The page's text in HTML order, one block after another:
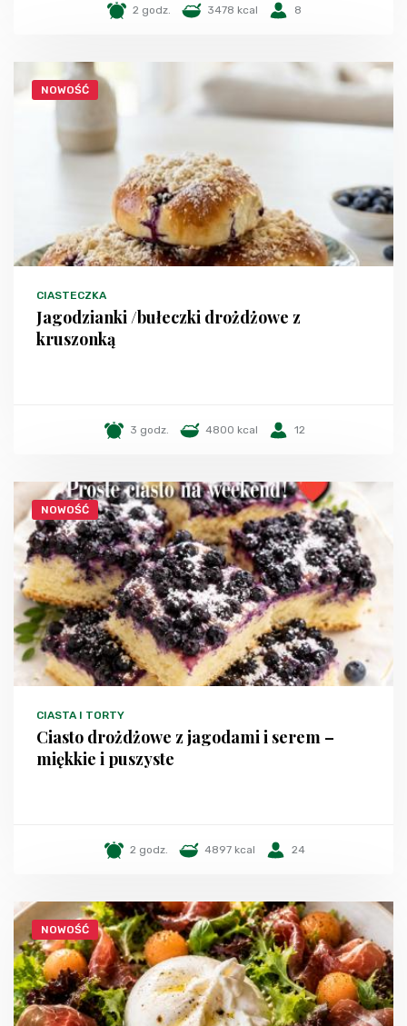
2 godz. 3478 kcal 8
NOWOŚĆ
CIASTECZKA
Jagodzianki /bułeczki drożdżowe z
kruszonką
3 godz. 4800 kcal 12
NOWOŚĆ
CIASTA I TORTY
Ciasto drożdżowe z jagodami i serem –
miękkie i puszyste
2 godz. 4897 kcal 24
NOWOŚĆ